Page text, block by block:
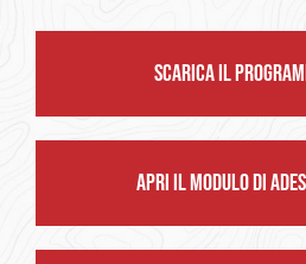
SCARICA IL
APRI IL MODULO DI